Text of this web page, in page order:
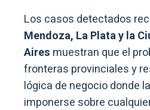
Los casos detectados
Mendoza, La Plata y la
Aires muestran que el
fronteras provinciales y
lógica de negocio donde
imponerse sobre